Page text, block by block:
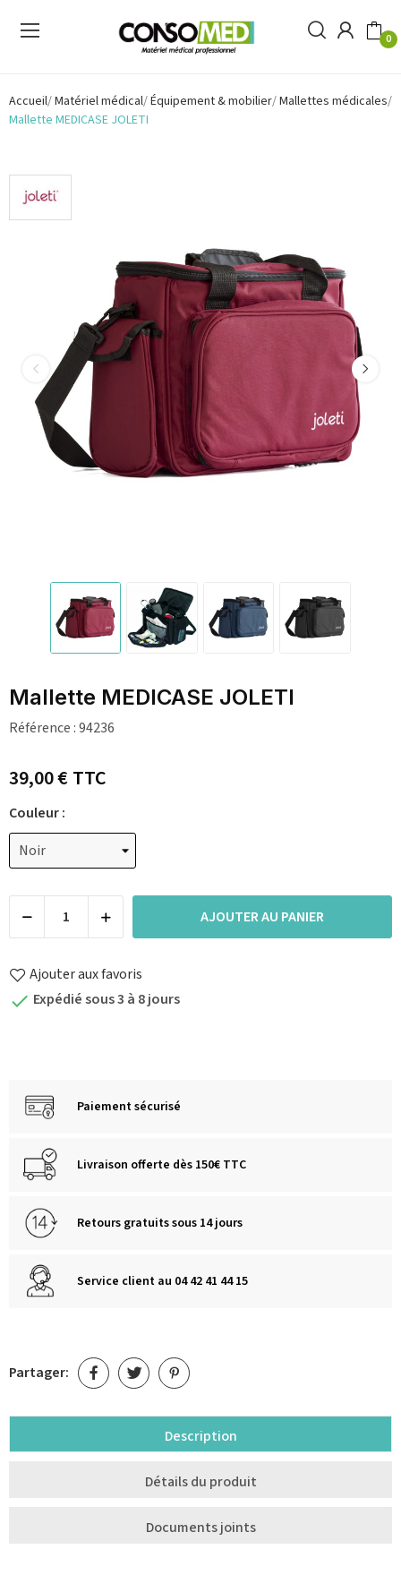
0
Accueil Matériel médical Équipement & mobilier Mallettes médicales
Mallette MEDICASE JOLETI
Mallette MEDICASE JOLETI
Référence :94236
39,00 €TTC
Couleur :
AJOUTER AU PANIER
Ajouter aux favoris
 Expédié sous 3 à 8 jours
Paiement sécurisé
Livraison offerte dès 150€ TTC
Retours gratuits sous 14 jours
Service client au 04 42 41 44 15
Partager:
Description
Détails du produit
Documents joints